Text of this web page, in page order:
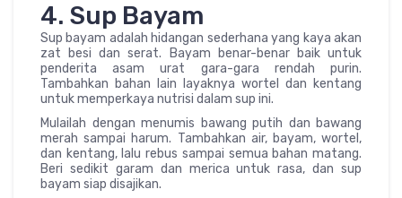
4. Sup Bayam
Sup bayam adalah hidangan sederhana yang kaya akan
zat besi dan serat. Bayam benar-benar baik untuk
penderita asam urat gara-gara rendah purin.
Tambahkan bahan lain layaknya wortel dan kentang
untuk memperkaya nutrisi dalam sup ini.
Mulailah dengan menumis bawang putih dan bawang
merah sampai harum. Tambahkan air, bayam, wortel,
dan kentang, lalu rebus sampai semua bahan matang.
Beri sedikit garam dan merica untuk rasa, dan sup
bayam siap disajikan.